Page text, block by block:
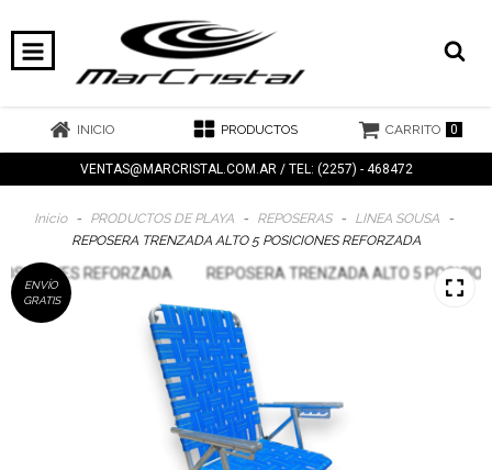
INICIO PRODUCTOS CARRITO 0
VENTAS@MARCRISTAL.COM.AR/ TEL: (2257) - 468472
Inicio - PRODUCTOS DE PLAYA - REPOSERAS - LINEA SOUSA
-
REPOSERA TRENZADA ALTO 5 POSICIONES REFORZADA
ENVÍO
GRATIS